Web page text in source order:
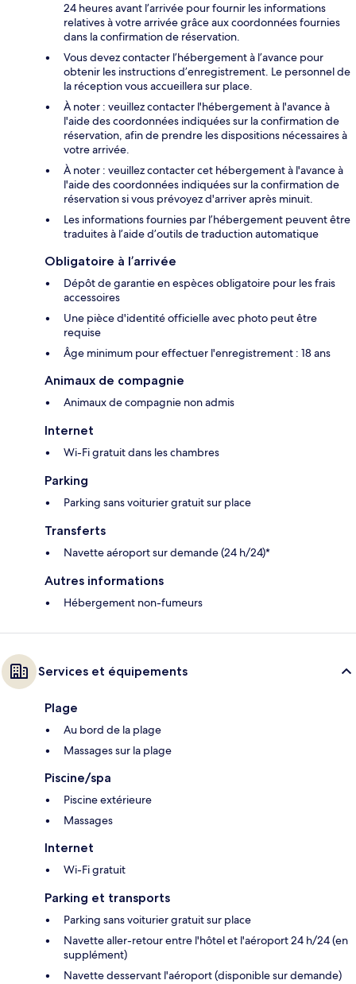
24 heures avant l’arrivée pour fournir les informations
relatives à votre arrivée grâce aux coordonnées fournies
dans la confirmation de réservation.
Vous devez contacter l’hébergement à l’avance pour
obtenir les instructions d’enregistrement. Le personnel de
la réception vous accueillera sur place.
À noter : veuillez contacter l'hébergement à l'avance à
l'aide des coordonnées indiquées sur la confirmation de
réservation, afin de prendre les dispositions nécessaires à
votre arrivée.
À noter : veuillez contacter cet hébergement à l'avance à
l'aide des coordonnées indiquées sur la confirmation de
réservation si vous prévoyez d'arriver après minuit.
Les informations fournies par l’hébergement peuvent être
traduites à l’aide d’outils de traduction automatique
Obligatoire à l’arrivée
Dépôt de garantie en espèces obligatoire pour les frais
accessoires
Une pièce d'identité officielle avec photo peut être
requise
Âge minimum pour effectuer l'enregistrement : 18 ans
Animaux de compagnie
Animaux de compagnie non admis
Internet
Wi-Fi gratuit dans les chambres
Parking
Parking sans voiturier gratuit sur place
Transferts
Navette aéroport sur demande (24 h/24)*
Autres informations
Hébergement non-fumeurs
Services et équipements
Plage
Au bord de la plage
Massages sur la plage
Piscine/spa
Piscine extérieure
Massages
Internet
Wi-Fi gratuit
Parking et transports
Parking sans voiturier gratuit sur place
Navette aller-retour entre l'hôtel et l'aéroport 24 h/24 (en
supplément)
Navette desservant l'aéroport (disponible sur demande)